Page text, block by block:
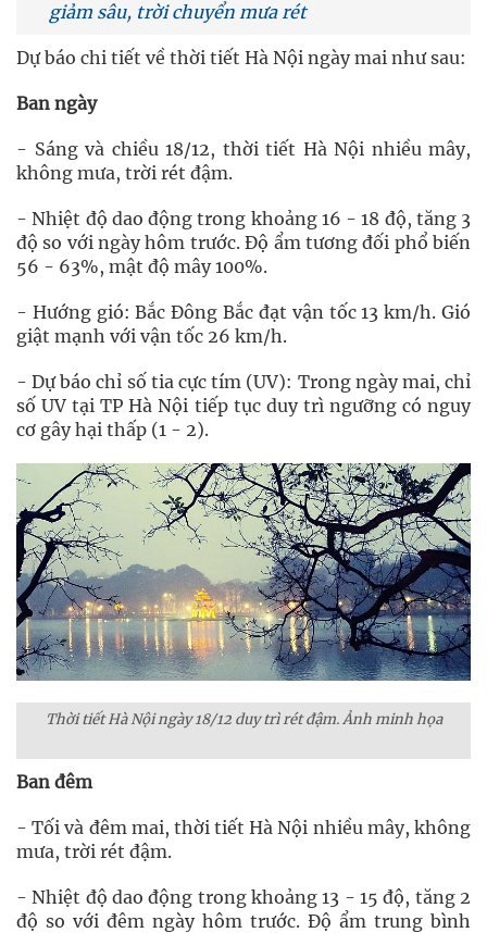
giảm sâu, trời chuyển mưa rét
Dự báo chi tiết về thời tiết Hà Nội ngày mai như sau:
Ban ngày
- Sáng và chiều 18/12, thời tiết Hà Nội nhiều mây,
không mưa, trời rét đậm.
- Nhiệt độ dao động trong khoảng 16 - 18 độ, tăng 3
độ so với ngày hôm trước. Độ ẩm tương đối phổ biến
56 - 63%, mật độ mây 100%.
- Hướng gió: Bắc Đông Bắc đạt vận tốc 13 km/h. Gió
giật mạnh với vận tốc 26 km/h.
- Dự báo chỉ số tia cực tím (UV): Trong ngày mai, chỉ
số UV tại TP Hà Nội tiếp tục duy trì ngưỡng có nguy
cơ gây hại thấp (1 - 2).
Thời tiết Hà Nội ngày 18/12 duy trì rét đậm. Ảnh minh họa
Ban đêm
- Tối và đêm mai, thời tiết Hà Nội nhiều mây, không
mưa, trời rét đậm.
- Nhiệt độ dao động trong khoảng 13 - 15 độ, tăng 2
độ so với đêm ngày hôm trước. Độ ẩm trung bình